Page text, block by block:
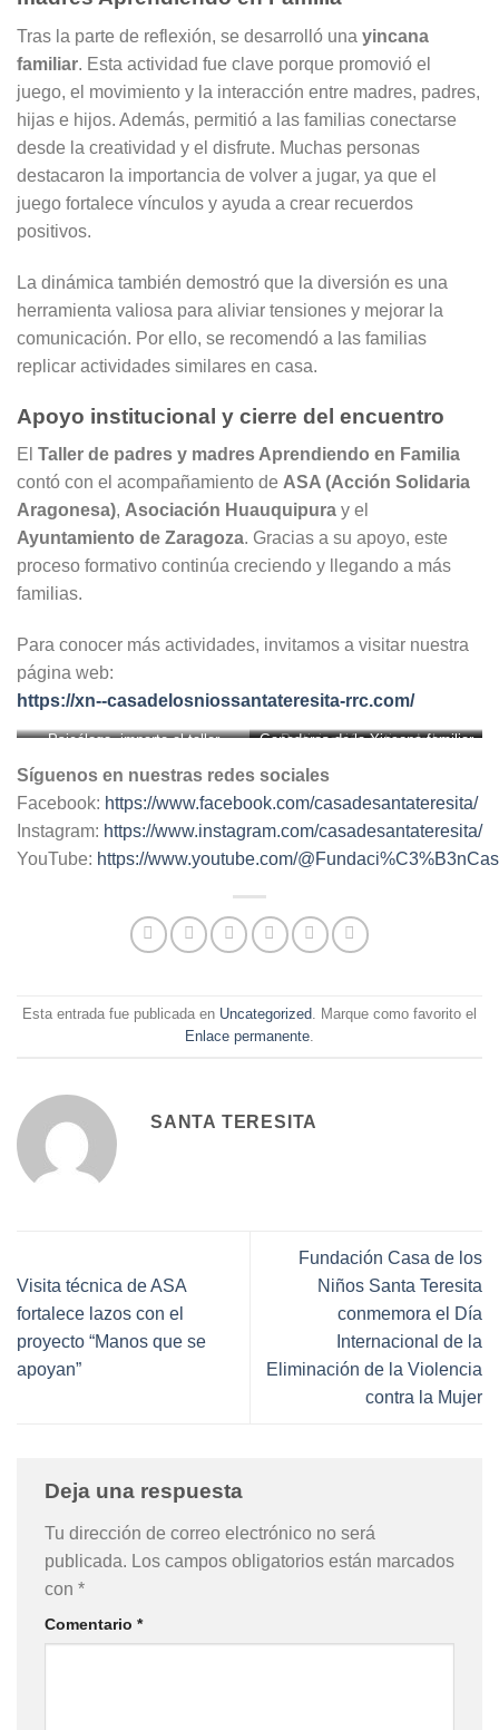
Tras la parte de reflexión, se desarrolló una yincana
familiar. Esta actividad fue clave porque promovió el
juego, el movimiento y la interacción entre madres, padres,
hijas e hijos. Además, permitió a las familias conectarse
desde la creatividad y el disfrute. Muchas personas
destacaron la importancia de volver a jugar, ya que el
juego fortalece vínculos y ayuda a crear recuerdos
positivos.
La dinámica también demostró que la diversión es una
herramienta valiosa para aliviar tensiones y mejorar la
comunicación. Por ello, se recomendó a las familias
replicar actividades similares en casa.
Apoyo institucional y cierre del encuentro
El Taller de padres y madres Aprendiendo en Familia
contó con el acompañamiento de ASA (Acción Solidaria
Aragonesa), Asociación Huauquipura y el
Ayuntamiento de Zaragoza. Gracias a su apoyo, este
proceso formativo continúa creciendo y llegando a más
familias.
Para conocer más actividades, invitamos a visitar nuestra
página web:
https://xn--casadelosniossantateresita-rrc.com/
Psicóloga, imparte el taller
Participación activa de los
Ganadores de la Yincana familiar
Síguenos en nuestras redes sociales
Facebook: https://www.facebook.com/casadesantateresita/
Instagram: https://www.instagram.com/casadesantateresita/
YouTube: https://www.youtube.com/
Esta entrada fue publicada en Uncategorized . Marque como favorito el
Enlace permanente
SANTA TERESITA
Visita técnica de ASA
fortalece lazos con el
proyecto “Manos que se
apoyan”
Fundación Casa de los
Niños Santa Teresita
conmemora el Día
Internacional de la
Eliminación de la Violencia
contra la Mujer
Deja una respuesta
Tu dirección de correo electrónico no será
publicada. Los campos obligatorios están marcados
con *
Comentario *